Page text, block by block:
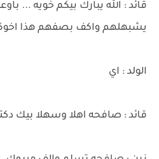
قائد : الله يبارك بيكم خويه ...
يشبهلهم واكف بصفهم هذا
الولد : اي
قائد : صافحه اهلا وسهلا بيك